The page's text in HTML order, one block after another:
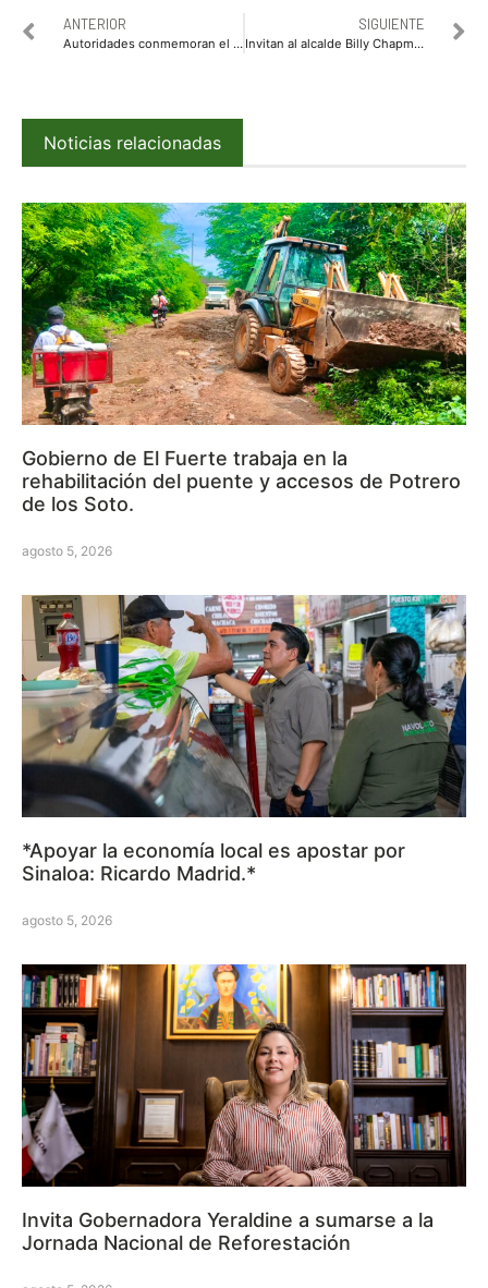
ANTERIOR
Autoridades conmemoran el 199 aniversario de la Consumación de la Independencia de México
SIGUIENTE
Invitan al alcalde Billy Chapman como ponente en el Encuentro Nacional de Turismo Tijuana 2020
Noticias relacionadas
Gobierno de El Fuerte trabaja en la
rehabilitación del puente y accesos de Potrero
de los Soto.
agosto 5, 2026
*Apoyar la economía local es apostar por
Sinaloa: Ricardo Madrid.*
agosto 5, 2026
Invita Gobernadora Yeraldine a sumarse a la
Jornada Nacional de Reforestación